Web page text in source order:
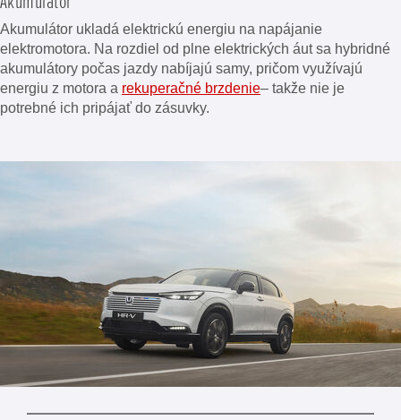
Akumulátor ukladá elektrickú energiu na napájanie
elektromotora. Na rozdiel od plne elektrických áut sa hybridné
akumulátory počas jazdy nabíjajú samy, pričom využívajú
energiu z motora a rekuperačné brzdenie– takže nie je
potrebné ich pripájať do zásuvky.